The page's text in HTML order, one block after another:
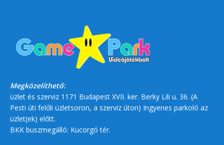
Megközelíthető:
üzlet és szerviz 1171 Budapest XVII. ker. Berky Lili u. 36. (A
Pesti úti felőli üzletsoron, a szerviz úton) Ingyenes parkoló az
üzlet(ek) előtt.
BKK buszmegálló: Kucorgó tér.